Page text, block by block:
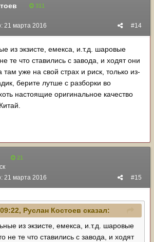
311
#14
21 марта 2016
из экзисте, емекса, и.т.д. шаровые
те что ставились с завода, и ходят они
уже на свой страх и риск, только из-
берите лутше с разборки во
настоящие оригинальное качество
21
#15
21 марта 2016
Руслан Костоев сказал:
из экзисте, емекса, и.т.д. шаровые
не те что ставились с завода, и ходят